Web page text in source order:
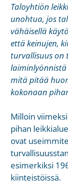
Taloyhtiön
unohtua, jos
vähäisellä
että keinujen,
turvallisuus on
laiminlyönnistä
mitä pitää
kokonaan
Milloin
pihan
ovat
esimerkiksi
kiinteistöissä.